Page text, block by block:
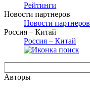
Рейтинги
Новости партнеров
Новости партнеров
Россия – Китай
Россия – Китай
Авторы